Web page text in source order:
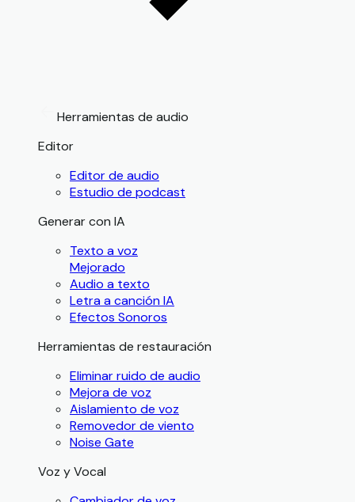
Herramientas de audio
Editor
Editor de audio
Estudio de podcast
Generar con IA
Texto a voz
Mejorado
Audio a texto
Letra a canción IA
Efectos Sonoros
Herramientas de restauración
Eliminar ruido de audio
Mejora de voz
Aislamiento de voz
Removedor de viento
Noise Gate
Voz y Vocal